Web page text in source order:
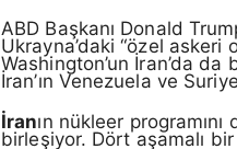
ABD Başkanı Donald
Ukrayna’daki “özel
Washington’un İran’da
İran’ın Venezuelа ve
İranın nükleer
birleşiyor. Dört aşamalı